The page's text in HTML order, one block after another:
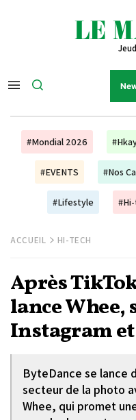
#Mondial 2026
#EVENTS #Nos
#Lifestyle
ACCUEIL HI-TECH
Après
lance
Instagram
ByteDance se lance
secteur de la photo
Whee, qui promet